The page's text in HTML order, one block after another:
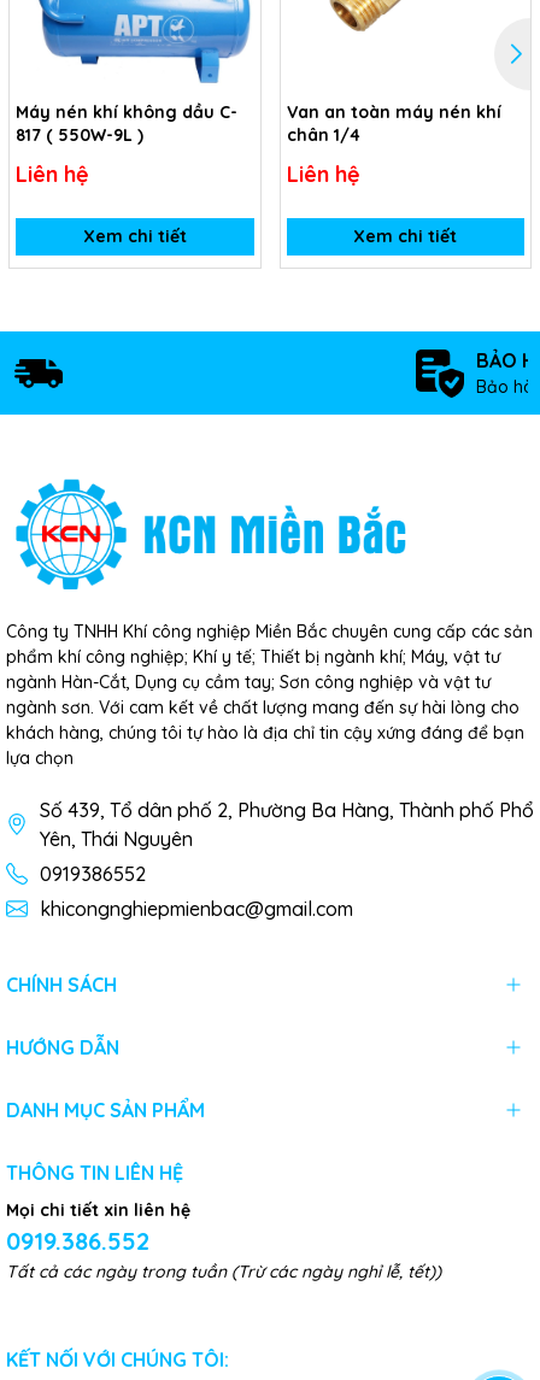
Máy nén khí không dầu C-
817 ( 550W-9L )
Liên hệ
Xem chi tiết
Van an toàn máy nén khí
chân 1/4
Liên hệ
Xem chi tiết
BẢO
Bảo
Công ty TNHH Khí công nghiệp Miền Bắc chuyên cung cấp các sản
phẩm khí công nghiệp; Khí y tế; Thiết bị ngành khí; Máy, vật tư
ngành Hàn-Cắt, Dụng cụ cầm tay; Sơn công nghiệp và vật tư
ngành sơn. Với cam kết về chất lượng mang đến sự hài lòng cho
khách hàng, chúng tôi tự hào là địa chỉ tin cậy xứng đáng để bạn
lựa chọn
Số 439, Tổ dân phố 2, Phường Ba Hàng, Thành phố Phổ
Yên, Thái Nguyên
0919386552
khicongnghiepmienbac@gmail.com
CHÍNH SÁCH
HƯỚNG DẪN
DANH MỤC SẢN PHẨM
THÔNG TIN LIÊN HỆ
Mọi chi tiết xin liên hệ
0919.386.552
Tất cả các ngày trong tuần (Trừ các ngày nghỉ lễ, tết))
KẾT NỐI VỚI CHÚNG TÔI: